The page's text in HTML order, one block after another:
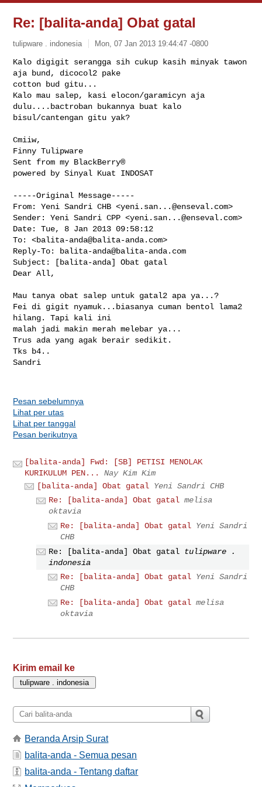
Re: [balita-anda] Obat gatal
tulipware . indonesia Mon, 07 Jan 2013 19:44:47 -0800
Kalo digigit serangga sih cukup kasih minyak tawon
aja bund, dicocol2 pake
cotton bud gitu...
Kalo mau salep, kasi elocon/garamicyn aja
dulu....bactroban bukannya buat kalo
bisul/cantengan gitu yak?
Cmiiw,
Finny Tulipware
Sent from my BlackBerry®
powered by Sinyal Kuat INDOSAT
-----Original Message-----
From: Yeni Sandri CHB <yeni.san...@enseval.com>
Sender: Yeni Sandri CPP <yeni.san...@enseval.com>
Date: Tue, 8 Jan 2013 09:58:12
To: <balita-anda@balita-anda.com>
Reply-To:
balita-anda@balita-anda.com
Subject: [balita-anda] Obat gatal
Dear All,
Mau tanya obat salep untuk gatal2 apa ya...?
Fei di gigit nyamuk...biasanya cuman bentol lama2
hilang. Tapi kali ini
malah jadi makin merah melebar ya...
Trus ada yang agak berair sedikit.
Tks b4..
Sandri
Pesan sebelumnya
Lihat per utas
Lihat per tanggal
Pesan berikutnya
[balita-anda] Fwd: [SB] PETISI MENOLAK
KURIKULUM PEN...
Nay Kim Kim
[balita-anda] Obat gatal Yeni Sandri CHB
Re: [balita-anda] Obat gatal melisa
oktavia
Re: [balita-anda] Obat gatal Yeni Sandri
CHB
Re: [balita-anda] Obat gatal
tulipware .
indonesia
Re: [balita-anda] Obat gatal Yeni Sandri
CHB
Re: [balita-anda] Obat gatal melisa
oktavia
Kirim email ke
Beranda Arsip Surat
balita-anda - Semua pesan
balita-anda - Tentang daftar